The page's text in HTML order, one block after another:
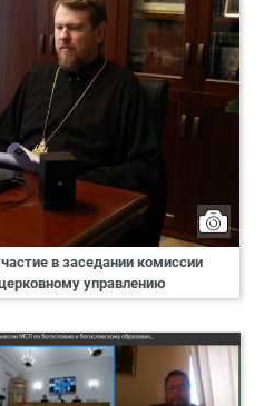
в заседании комиссии
управлению